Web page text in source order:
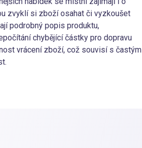
zvyklí si zboží osahat či vyzkoušet
podrobný popis produktu,
chybějící částky pro dopravu
vrácení zboží, což souvisí s častým